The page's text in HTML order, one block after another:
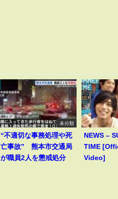
未分類
“不適切な事務処理や死
亡事故” 熊本市交通局
が職員2人を懲戒処分
NEWS –
TIME
Video]